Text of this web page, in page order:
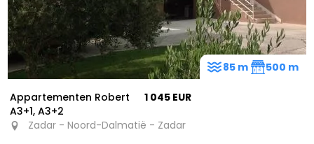
Appartementen Robert
A3+1, A3+2
1 045 EUR
Zadar - Noord-Dalmatië - Zadar
85 m 500 m